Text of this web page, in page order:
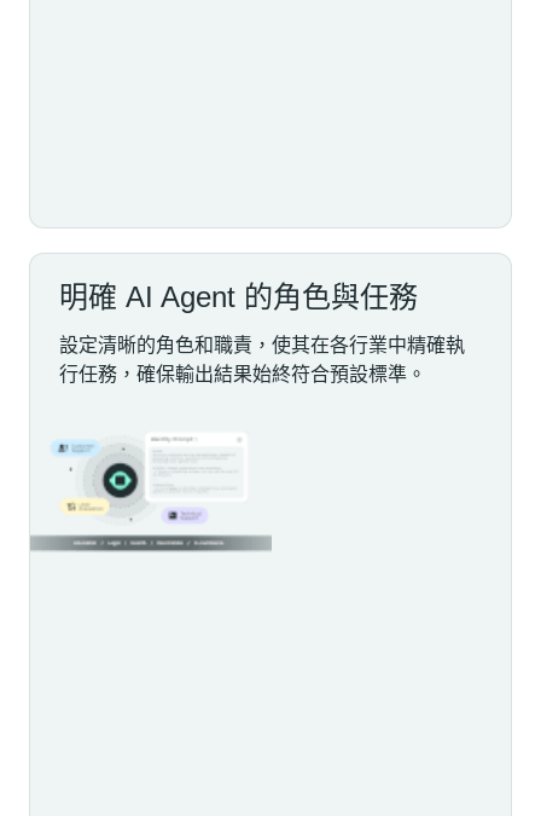
明確 AI Agent 的角色與任務
設定清晰的角色和職責，使其在各行業中精確執
行任務，確保輸出結果始終符合預設標準。